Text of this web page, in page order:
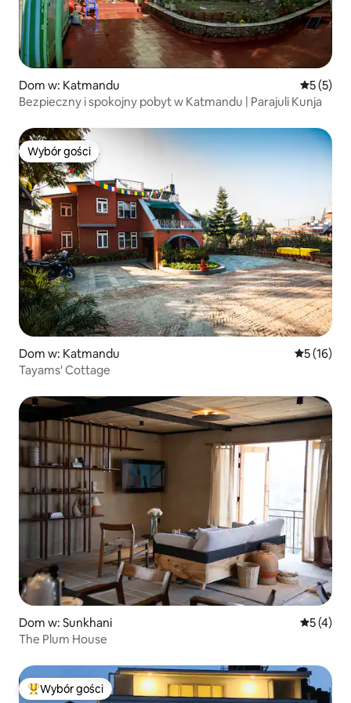
Dom w: Katmandu Średnia
5 (5)
Bezpieczny i spokojny pobyt w Katmandu | Parajuli Kunja
Wybór gości
Wybór gości
Dom w: Katmandu Średnia
5 (16)
Tayams' Cottage
Dom w: Sunkhani Średnia
5 (4)
The Plum House
Najpopularniejsze z kategorii Wybór gości
Wybór gości